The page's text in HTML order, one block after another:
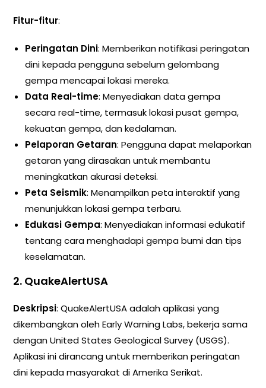
Fitur-fitur:
Peringatan Dini: Memberikan notifikasi peringatan
dini kepada pengguna sebelum gelombang
gempa mencapai lokasi mereka.
Data Real-time: Menyediakan data gempa
secara real-time, termasuk lokasi pusat gempa,
kekuatan gempa, dan kedalaman.
Pelaporan Getaran: Pengguna dapat melaporkan
getaran yang dirasakan untuk membantu
meningkatkan akurasi deteksi.
Peta Seismik: Menampilkan peta interaktif yang
menunjukkan lokasi gempa terbaru.
Edukasi Gempa: Menyediakan informasi edukatif
tentang cara menghadapi gempa bumi dan tips
keselamatan.
2. QuakeAlertUSA
Deskripsi: QuakeAlertUSA adalah aplikasi yang
dikembangkan oleh Early Warning Labs, bekerja sama
dengan United States Geological Survey (USGS).
Aplikasi ini dirancang untuk memberikan peringatan
dini kepada masyarakat di Amerika Serikat.